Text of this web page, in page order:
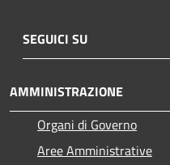
SEGUICI SU
AMMINISTRAZIONE
Organi di Governo
Aree Amministrative